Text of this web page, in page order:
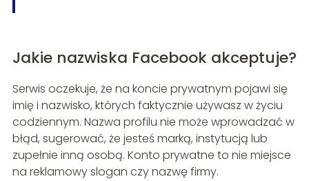
Jakie nazwiska Facebook akceptuje?
Serwis oczekuje, że na koncie prywatnym pojawi się
imię i nazwisko, których faktycznie używasz w życiu
codziennym. Nazwa profilu nie może wprowadzać w
błąd, sugerować, że jesteś marką, instytucją lub
zupełnie inną osobą. Konto prywatne to nie miejsce
na reklamowy slogan czy nazwę firmy.